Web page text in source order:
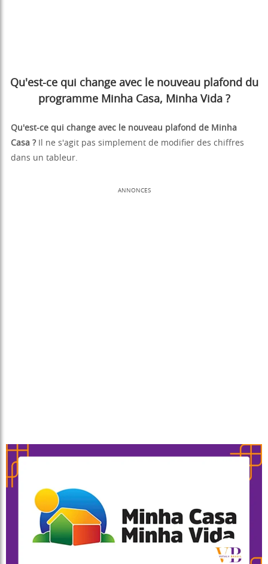
Qu'est-ce qui change avec le nouveau plafond du
programme Minha Casa, Minha Vida ?
Qu'est-ce qui change avec le nouveau plafond de Minha
Casa ?Il ne s'agit pas simplement de modifier des chiffres
dans un tableur.
ANNONCES